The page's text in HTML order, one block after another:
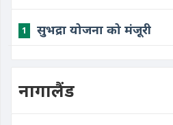
1 सुभद्रा योजना को मंजूरी
नागालैंड